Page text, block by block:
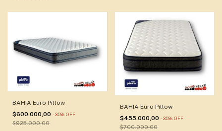
BAHIA Euro Pillow
$600.000,00 -35% OFF
$925.000,00
BAHIA Euro Pillow
$455.000,00 -35% OFF
$700.000,00